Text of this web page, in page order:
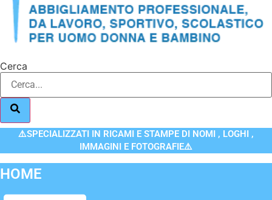
Cerca
⚠️SPECIALIZZATI IN RICAMI E STAMPE DI NOMI , LOGHI ,
IMMAGINI E FOTOGRAFIE⚠️
HOME
Flyout